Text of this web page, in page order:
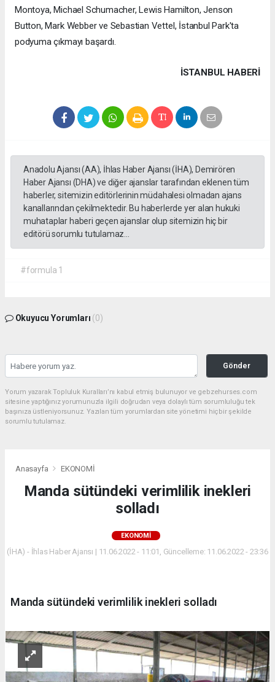
Montoya, Michael Schumacher, Lewis Hamilton, Jenson
Button, Mark Webber ve Sebastian Vettel, İstanbul Park'ta
podyuma çıkmayı başardı.
İSTANBUL HABERİ
Anadolu Ajansı (AA), İhlas Haber Ajansı (İHA), Demirören
Haber Ajansı (DHA) ve diğer ajanslar tarafından eklenen tüm
haberler, sitemizin editörlerinin müdahalesi olmadan ajans
kanallarından çekilmektedir. Bu haberlerde yer alan hukuki
muhataplar haberi geçen ajanslar olup sitemizin hiç bir
editörü sorumlu tutulamaz...
#formula 1
Okuyucu Yorumları (0)
Gönder
Yorum yazarak Topluluk Kuralları’nı kabul etmiş bulunuyor ve gebzehurses.com
sitesine yaptığınız yorumunuzla ilgili doğrudan veya dolaylı tüm sorumluluğu tek
başınıza üstleniyorsunuz. Yazılan tüm yorumlardan site yönetimi hiçbir şekilde
sorumlu tutulamaz.
Anasayfa EKONOMİ
Manda sütündeki verimlilik inekleri
solladı
EKONOMİ
(İHA) - İhlas Haber Ajansı | 11.06.2022 - 11:01, Güncelleme: 11.06.2022 - 23:36
Manda sütündeki verimlilik inekleri solladı